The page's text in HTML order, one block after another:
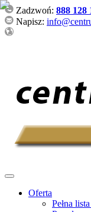
Zadzwoń: 888 128
Napisz:
Oferta
Pełna